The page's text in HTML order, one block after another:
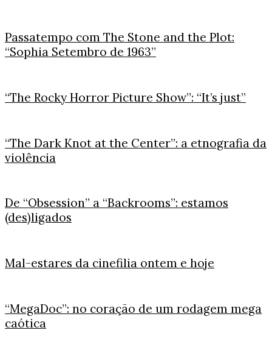
Passatempo com The Stone and the Plot:
“Sophia Setembro de 1963”
“The Rocky Horror Picture Show”: “It’s just”
“The Dark Knot at the Center”: a etnografia da
violência
De “Obsession” a “Backrooms”: estamos
(des)ligados
Mal-estares da cinefilia ontem e hoje
“MegaDoc”: no coração de um rodagem mega
caótica